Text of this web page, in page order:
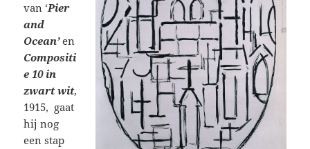
van ‘Pier
and
Ocean’en
Compositi
e 10 in
zwart wit,
1915, gaat
hij nog
een stap